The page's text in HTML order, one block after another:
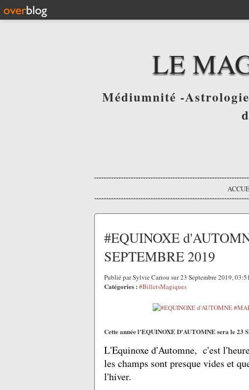
LE
Médiumnité -
#EQUINOXE
SEPTEMBRE 2019
Publié par Sylvie Cariou sur 23 Septembre 2019,
Catégories : #BilletsMagiques
Cette année l'EQUINOXE D'AUTOMNE sera le 23
L'Equinoxe d'Automne, c'est
les champs sont presque vides et
l'hiver.